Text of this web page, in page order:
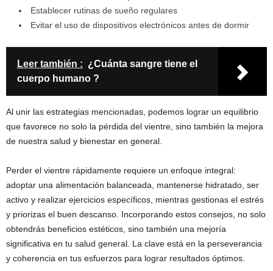
Establecer rutinas de sueño regulares
Evitar el uso de dispositivos electrónicos antes de dormir
Leer también : ¿Cuánta sangre tiene el
cuerpo humano ?
Al unir las estrategias mencionadas, podemos lograr un equilibrio
que favorece no solo la pérdida del vientre, sino también la mejora
de nuestra salud y bienestar en general.
Perder el vientre rápidamente requiere un enfoque integral:
adoptar una alimentación balanceada, mantenerse hidratado, ser
activo y realizar ejercicios específicos, mientras gestionas el estrés
y priorizas el buen descanso. Incorporando estos consejos, no solo
obtendrás beneficios estéticos, sino también una mejoría
significativa en tu salud general. La clave está en la perseverancia
y coherencia en tus esfuerzos para lograr resultados óptimos.